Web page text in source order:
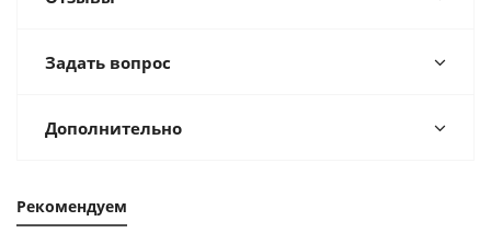
Задать вопрос
Дополнительно
Рекомендуем